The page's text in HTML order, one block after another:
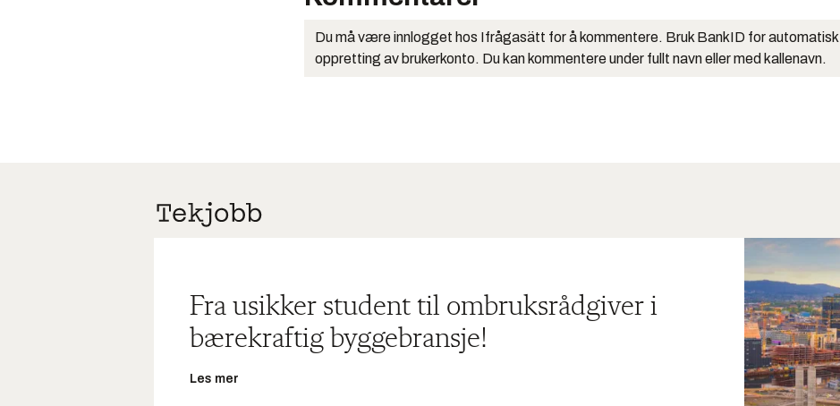
Du må være innlogget hos Ifrågasätt for å kommentere. Bruk BankID for automatisk
oppretting av brukerkonto. Du kan kommentere under fullt navn eller med kallenavn.
Fra usikker student til ombruksrådgiver i
bærekraftig byggebransje!
Les mer